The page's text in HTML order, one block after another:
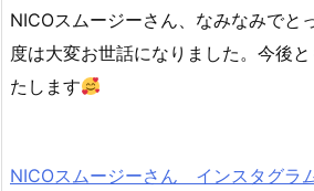
NICOスムージーさん、なみなみでと
度は大変お世話になりました。今後
たします
NICOスムージーさん インスタグラ